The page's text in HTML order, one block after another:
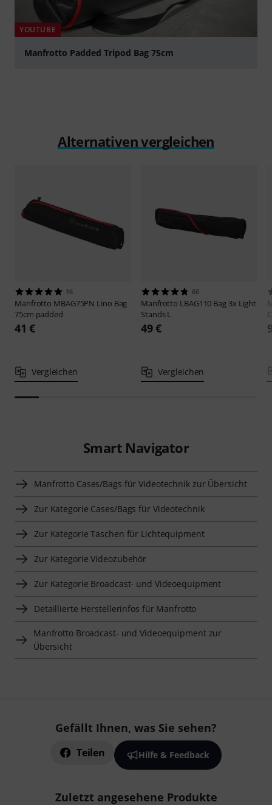
YOUTUBE
Manfrotto Padded Tripod Bag 75cm
Alternativen vergleichen
16
Manfrotto MBAG75PN Lino Bag
75cm padded
41 €
Vergleichen
60
Manfrotto LBAG110 Bag 3x Light
Stands L
49 €
Vergleichen
Smart Navigator
Manfrotto Cases/Bags für Videotechnik zur Übersicht
Zur Kategorie Cases/Bags für Videotechnik
Zur Kategorie Taschen für Lichtequipment
Zur Kategorie Videozubehör
Zur Kategorie Broadcast- und Videoequipment
Detaillierte Herstellerinfos für Manfrotto
Manfrotto Broadcast- und Videoequipment zur
Übersicht
Gefällt Ihnen, was Sie sehen?
Teilen Hilfe & Feedback
Zuletzt angesehene Produkte